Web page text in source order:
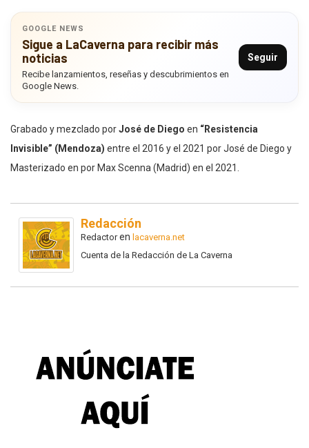
GOOGLE NEWS
Sigue a LaCaverna para recibir más
noticias
Recibe lanzamientos, reseñas y descubrimientos en
Google News.
Seguir
Grabado y mezclado porJosé de Diego en “Resistencia
Invisible” (Mendoza) entre el 2016 y el 2021 por José de Diego y
Masterizado en por Max Scenna (Madrid) en el 2021.
Redacción
Redactoren lacaverna.net
Cuenta de la Redacción de La Caverna